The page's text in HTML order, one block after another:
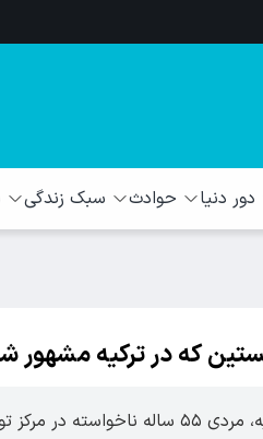
دور دنیا حوادث سبک زندگی
که در ترکیه مشهور
در شهر کایسری ترکیه، مردی ۵۵